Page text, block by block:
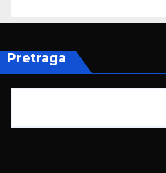
Pretraga